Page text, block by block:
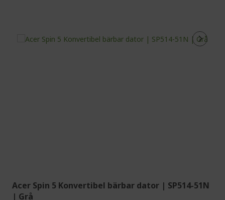
Acer Spin 5 Konvertibel bärbar dator | SP514-51N
| Grå